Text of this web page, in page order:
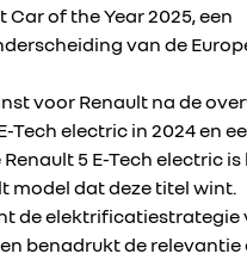
of the Year 2025, een
van de
voor Renault na de
Tech electric in 2024 en
5 E-Tech electric is
model dat deze titel wint.
de elektrificatiestrategie
benadrukt de relevantie